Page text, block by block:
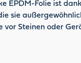
EPDM-Folie ist
sie
vor Steinen oder